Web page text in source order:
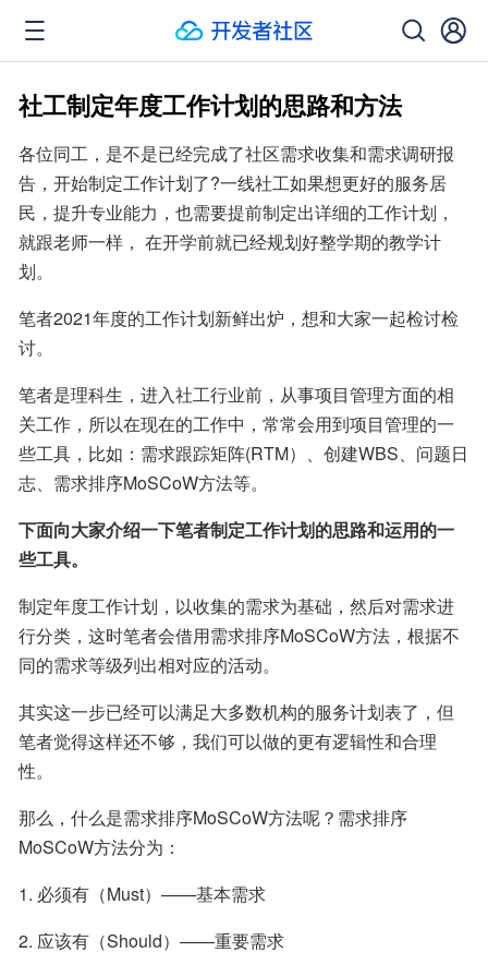
社工制定年度工作计划的思路和方法
各位同工，是不是已经完成了社区需求收集和需求调研报
告，开始制定工作计划了?一线社工如果想更好的服务居
民，提升专业能力，也需要提前制定出详细的工作计划，
就跟老师一样， 在开学前就已经规划好整学期的教学计
划。
笔者2021年度的工作计划新鲜出炉，想和大家一起检讨检
讨。
笔者是理科生，进入社工行业前，从事项目管理方面的相
关工作，所以在现在的工作中，常常会用到项目管理的一
些工具，比如：需求跟踪矩阵(RTM）、创建WBS、问题日
志、需求排序MoSCoW方法等。
下面向大家介绍一下笔者制定工作计划的思路和运用的一
些工具。
制定年度工作计划，以收集的需求为基础，然后对需求进
行分类，这时笔者会借用需求排序MoSCoW方法，根据不
同的需求等级列出相对应的活动。
其实这一步已经可以满足大多数机构的服务计划表了，但
笔者觉得这样还不够，我们可以做的更有逻辑性和合理
性。
那么，什么是需求排序MoSCoW方法呢？需求排序
MoSCoW方法分为：
1. 必须有（Must）——基本需求
2. 应该有（Should）——重要需求